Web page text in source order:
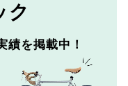
ク
績を掲載中！